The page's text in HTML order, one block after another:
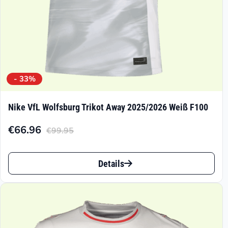
- 33%
Nike VfL Wolfsburg Trikot Away 2025/2026 Weiß F100
€99.95
Ursprünglicher
Preis
€99.95
€66.96
Aktueller
Preis
€66.96.
Dieses
Produkt
Details